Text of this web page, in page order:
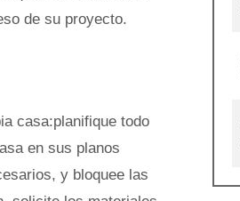
de su proyecto.
casa:planifique todo
en sus planos
y bloquee las